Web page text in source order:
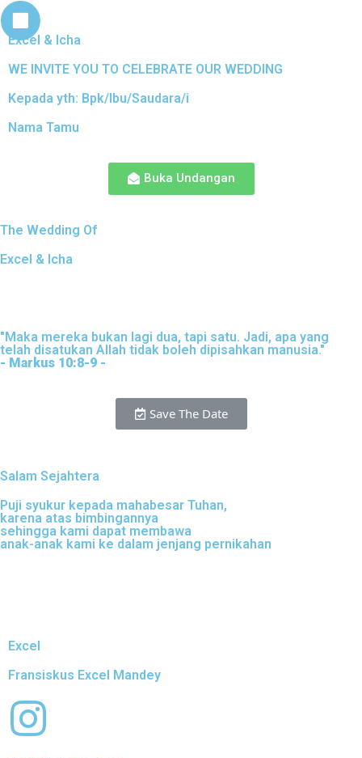
Excel & Icha
WE INVITE YOU TO CELEBRATE OUR WEDDING
Kepada yth: Bpk/Ibu/Saudara/i
Nama Tamu
Buka Undangan
The Wedding Of
Excel & Icha
"Maka mereka bukan lagi dua, tapi satu. Jadi, apa yang
telah disatukan Allah tidak boleh dipisahkan manusia."
- Markus 10:8-9 -
Save The Date
Salam Sejahtera
Puji syukur kepada mahabesar Tuhan,
karena atas bimbingannya
sehingga kami dapat membawa
anak-anak kami ke dalam jenjang pernikahan
Excel
Fransiskus Excel Mandey